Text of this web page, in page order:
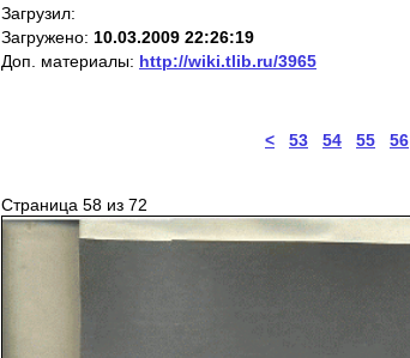
Загрузил:
Загружено: 10.03.2009 22:26:19
Доп. материалы: http://wiki.tlib.ru/3965
< 53 54 55 56
Страница 58 из 72